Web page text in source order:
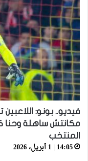
فيديو.. بونو: اللاعبين
مكانتش ساهلة وحنا
المنتخب
14:05 | 1 أبريل، 2026